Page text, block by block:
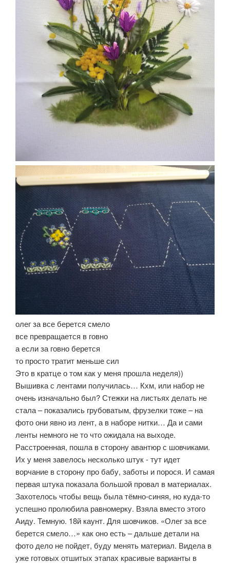
олег за все берется смело
все превращается в говно
а если за говно берется
то просто тратит меньше сил
Это в кратце о том как у меня прошла неделя))
Вышивка с лентами получилась… Кхм, или набор не
очень изначально был? Стежки на листьях делать не
стала – показались грубоватым, фрузелки тоже – на
фото они явно из лент, а в наборе нитки… Да и сами
ленты немного не то что ожидала на выходе.
Расстроенная, пошла в сторону авантюр с шовчиками.
Их у меня завелось несколько штук - тут идет
ворчание в сторону про бабу, заботы и порося. И самая
первая штука показала большой провал в материалах.
Захотелось чтобы вещь была тёмно-синяя, но куда-то
успешно пролюбила равномерку. Взяла вместо этого
Аиду. Темную. 18й каунт. Для шовчиков. «Олег за все
берется смело…» как оно есть – дальше детали на
фото дело не пойдет, буду менять материал. Видела в
уже готовых отшитых этапах красивые варианты в